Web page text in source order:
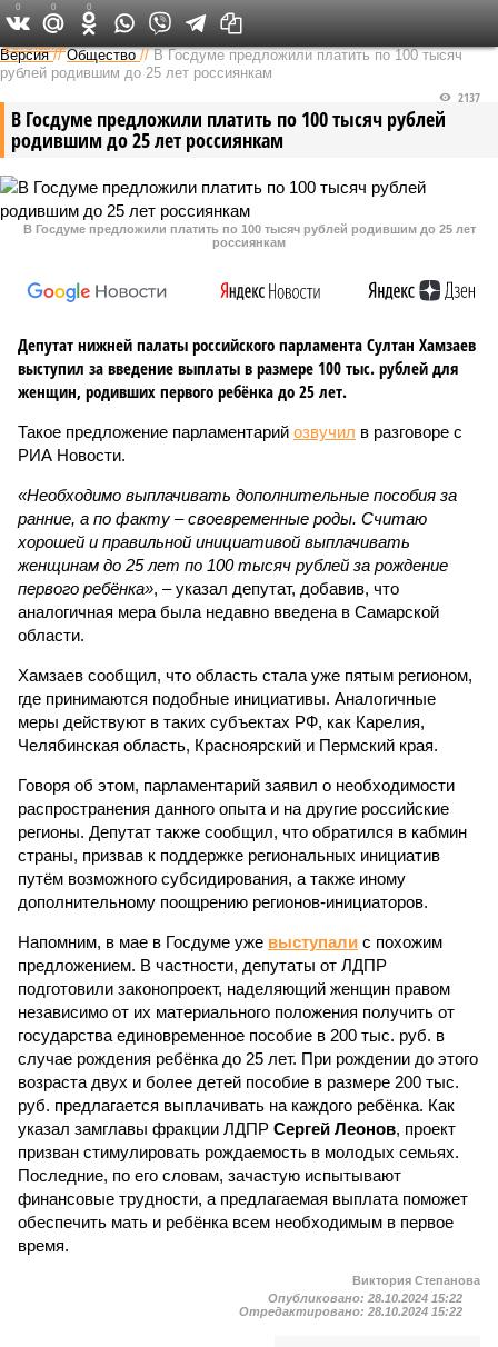
Федеральный выпуск
Версия //Общество //В Госдуме предложили платить по 100 тысяч
рублей родившим до 25 лет россиянкам
В Госдуме предложили платить по 100 тысяч рублей
родившим до 25 лет россиянкам
2137
В Госдуме предложили платить по 100 тысяч рублей родившим до 25 лет
россиянкам
Депутат нижней палаты российского парламента Султан Хамзаев
выступил за введение выплаты в размере 100 тыс. рублей для
женщин, родивших первого ребёнка до 25 лет.
Такое предложение парламентарий озвучил в разговоре с
РИА Новости.
«Необходимо выплачивать дополнительные пособия за
ранние, а по факту – своевременные роды. Считаю
хорошей и правильной инициативой выплачивать
женщинам до 25 лет по 100 тысяч рублей за рождение
первого ребёнка», – указал депутат, добавив, что
аналогичная мера была недавно введена в Самарской
области.
Хамзаев сообщил, что область стала уже пятым регионом,
где принимаются подобные инициативы. Аналогичные
меры действуют в таких субъектах РФ, как Карелия,
Челябинская область, Красноярский и Пермский края.
Говоря об этом, парламентарий заявил о необходимости
распространения данного опыта и на другие российские
регионы. Депутат также сообщил, что обратился в кабмин
страны, призвав к поддержке региональных инициатив
путём возможного субсидирования, а также иному
дополнительному поощрению регионов-инициаторов.
Напомним, в мае в Госдуме уже выступали с похожим
предложением. В частности, депутаты от ЛДПР
подготовили законопроект, наделяющий женщин правом
независимо от их материального положения получить от
государства единовременное пособие в 200 тыс. руб. в
случае рождения ребёнка до 25 лет. При рождении до этого
возраста двух и более детей пособие в размере 200 тыс.
руб. предлагается выплачивать на каждого ребёнка. Как
указал замглавы фракции ЛДПР Сергей Леонов, проект
призван стимулировать рождаемость в молодых семьях.
Последние, по его словам, зачастую испытывают
финансовые трудности, а предлагаемая выплата поможет
обеспечить мать и ребёнка всем необходимым в первое
время.
0 0 0
Виктория Степанова
Опубликовано: 28.10.2024 15:22
Отредактировано: 28.10.2024 15:22